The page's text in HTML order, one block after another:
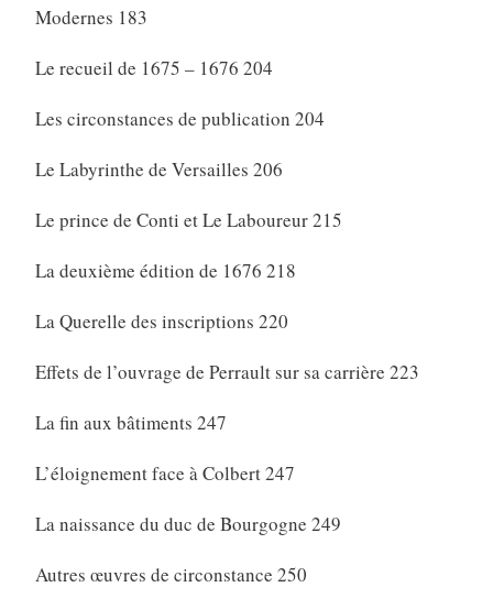
Modernes 183
Le recueil de 1675 – 1676 204
Les circonstances de publication 204
Le Labyrinthe de Versailles 206
Le prince de Conti et Le Laboureur 215
La deuxième édition de 1676 218
La Querelle des inscriptions 220
Effets de l’ouvrage de Perrault sur sa carrière 223
La fin aux bâtiments 247
L’éloignement face à Colbert 247
La naissance du duc de Bourgogne 249
Autres œuvres de circonstance 250